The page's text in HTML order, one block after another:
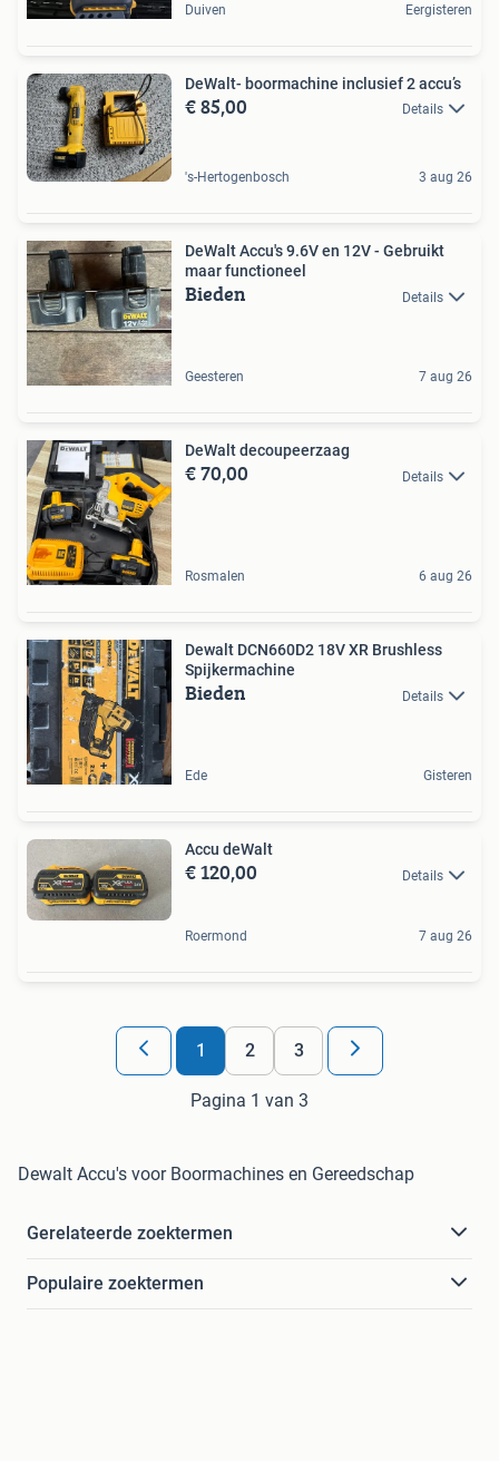
Duiven Eergisteren
DeWalt- boormachine inclusief 2 accu’s
€ 85,00 Details
's-Hertogenbosch 3 aug 26
DeWalt Accu's 9.6V en 12V - Gebruikt
maar functioneel
Bieden Details
Geesteren 7 aug 26
DeWalt decoupeerzaag
€ 70,00 Details
Rosmalen 6 aug 26
Dewalt DCN660D2 18V XR Brushless
Spijkermachine
Bieden Details
Ede Gisteren
Accu deWalt
€ 120,00 Details
Roermond 7 aug 26
1 2 3
Pagina 1 van 3
Dewalt Accu's voor Boormachines en Gereedschap
Gerelateerde zoektermen
Populaire zoektermen